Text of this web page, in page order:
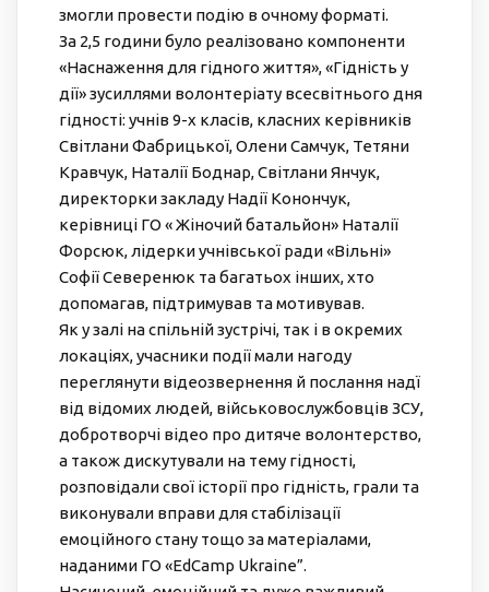
змогли провести подію в очному форматі.
За 2,5 години було реалізовано компоненти
«Наснаження для гідного життя», «Гідність у
дії» зусиллями волонтеріату всесвітнього дня
гідності: учнів 9-х класів, класних керівників
Світлани Фабрицької, Олени Самчук, Тетяни
Кравчук, Наталії Боднар, Світлани Янчук,
директорки закладу Надії Конончук,
керівниці ГО « Жіночий батальйон» Наталії
Форсюк, лідерки учнівської ради «Вільні»
Софії Северенюк та багатьох інших, хто
допомагав, підтримував та мотивував.
Як у залі на спільній зустрічі, так і в окремих
локаціях, учасники події мали нагоду
переглянути відеозвернення й послання надї
від відомих людей, військовослужбовців ЗСУ,
добротворчі відео про дитяче волонтерство,
а також дискутували на тему гідності,
розповідали свої історії про гідність, грали та
виконували вправи для стабілізації
емоційного стану тощо за матеріалами,
наданими ГО «EdCamp Ukraine”.